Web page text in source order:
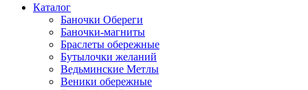
Каталог
Баночки Обереги
Баночки-магниты
Браслеты обережные
Бутылочки желаний
Ведьминские Метлы
Веники обережные